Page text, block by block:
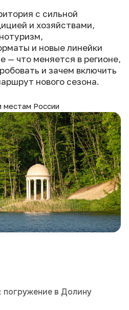
с сильной
и хозяйствами,
и новые линейки
— что меняется в регионе,
и зачем включить
нового сезона.
местам России
погружение в Долину